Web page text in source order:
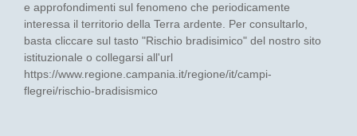
e approfondimenti sul fenomeno che periodicamente
interessa il territorio della Terra ardente. Per consultarlo,
basta cliccare sul tasto "Rischio bradisimico" del nostro sito
istituzionale o collegarsi all'url
https://www.regione.campania.it/regione/it/campi-
flegrei/rischio-bradisismico